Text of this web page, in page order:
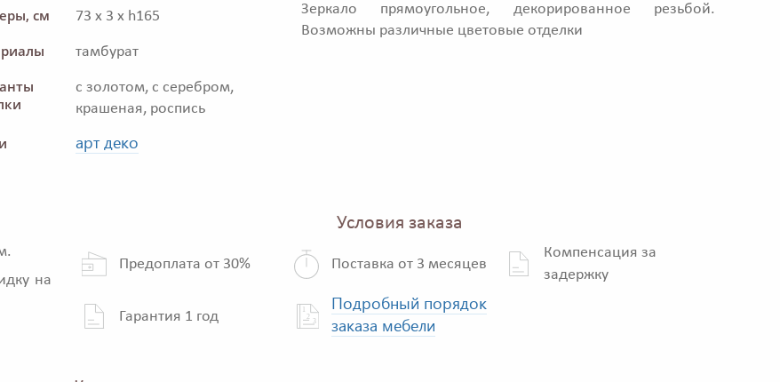
см 73 x 3 x h165
тамбурат
с золотом, с серебром,
крашеная, роспись
арт деко
Зеркало прямоугольное, декорированное резьбой.
Возможны различные цветовые отделки
на
Условия заказа
Предоплата от 30% Поставка от 3 месяцев
Компенсация за
задержку
Гарантия 1 год
Подробный порядок
заказа мебели